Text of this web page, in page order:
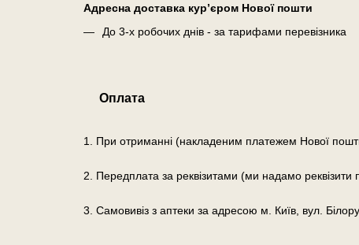
Адресна доставка кур’єром Нової пошти
До 3-х робочих днів - за тарифами перевізника
Оплата
1. При отриманні (накладеним платежем Нової
2. Передплата за реквізитами (ми надамо реквізити
3. Самовивіз з аптеки за адресою м. Київ, вул.